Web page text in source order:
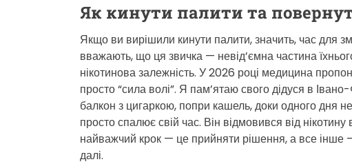
Як кинути палити та
Якщо ви вирішили кинути палити, значить, час для
вважають, що ця звичка — невід’ємна частина
нікотинова залежність. У 2026 році медицина
просто “сила волі”. Я пам’ятаю свого дідуся в
балкон з цигаркою, попри кашель, доки одного дня
просто спалює свій час. Він відмовився від
найважчий крок — це прийняти рішення, а все інше —
далі.